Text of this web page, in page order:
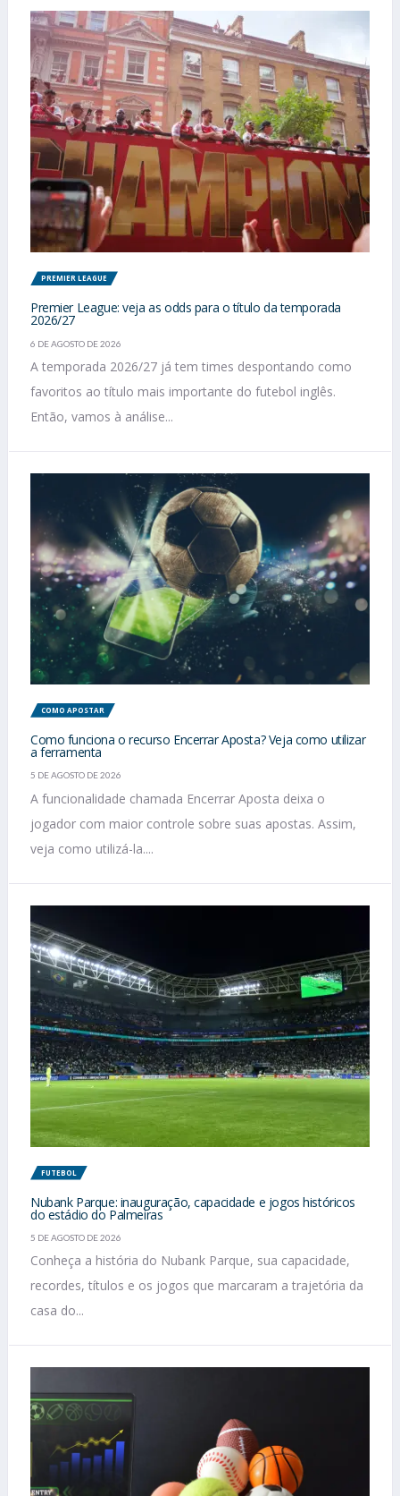
PREMIER LEAGUE
Premier League: veja as odds para o título da temporada
2026/27
6 DE AGOSTO DE 2026
A temporada 2026/27 já tem times despontando como
favoritos ao título mais importante do futebol inglês.
Então, vamos à análise...
COMO APOSTAR
Como funciona o recurso Encerrar Aposta? Veja como utilizar
a ferramenta
5 DE AGOSTO DE 2026
A funcionalidade chamada Encerrar Aposta deixa o
jogador com maior controle sobre suas apostas. Assim,
veja como utilizá-la....
FUTEBOL
Nubank Parque: inauguração, capacidade e jogos históricos
do estádio do Palmeiras
5 DE AGOSTO DE 2026
Conheça a história do Nubank Parque, sua capacidade,
recordes, títulos e os jogos que marcaram a trajetória da
casa do...